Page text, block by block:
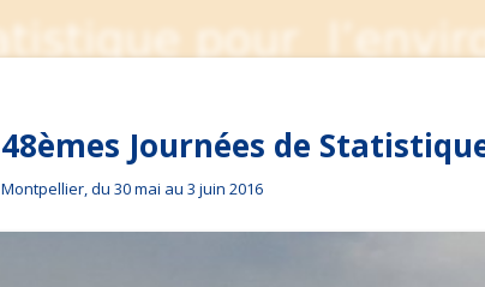
48èmes Journées de
Montpellier, du 30 mai au 3 juin 2016